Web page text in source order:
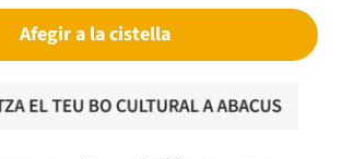
Afegir a la cistella